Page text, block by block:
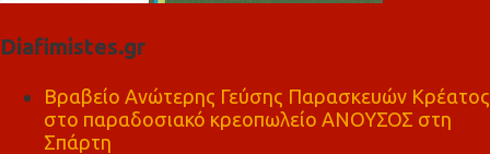
Diafimistes.gr
Βραβείο Ανώτερης Γεύσης Παρασκευών Κρέατος
στο παραδοσιακό κρεοπωλείο ΑΝΟΥΣΟΣ στη
Σπάρτη